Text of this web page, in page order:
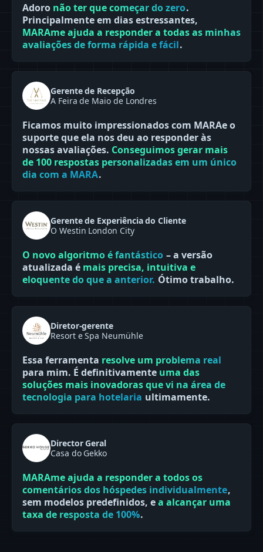
Adoro não ter que começar do zero.
Principalmente em dias estressantes,
MARAme ajuda a responder a todas as minhas
avaliações de forma rápida e fácil.
Gerente de Recepção
A Feira de Maio de Londres
Ficamos muito impressionados com MARAe o
suporte que ela nos deu ao responder às
nossas avaliações. Conseguimos gerar mais
de 100 respostas personalizadas em um único
dia com a MARA.
Gerente de Experiência do Cliente
O Westin London City
O novo algoritmo é fantástico – a versão
atualizada é mais precisa, intuitiva e
eloquente do que a anterior. Ótimo trabalho.
Diretor-gerente
Resort e Spa Neumühle
Essa ferramenta resolve um problema real
para mim. É definitivamente uma das
soluções mais inovadoras que vi na área de
tecnologia para hotelaria ultimamente.
Director Geral
Casa do Gekko
MARAme ajuda a responder a todos os
comentários dos hóspedes individualmente,
sem modelos predefinidos, ea alcançar uma
taxa de resposta de 100%.